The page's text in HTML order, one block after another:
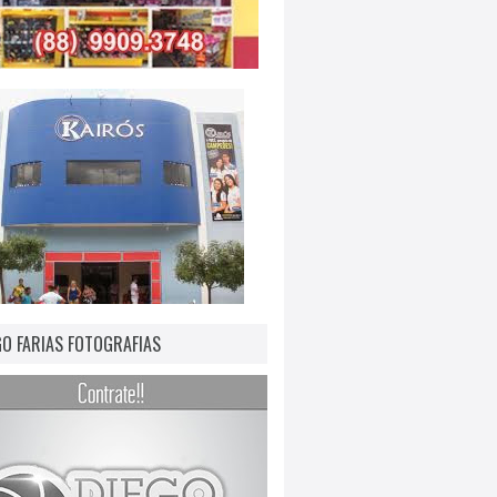
FARIAS FOTOGRAFIAS